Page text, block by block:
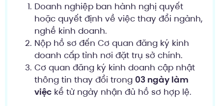
Doanh nghiệp ban hành nghị quyết
hoặc quyết định về việc thay đổi ngành,
nghề kinh doanh.
Nộp hồ sơ đến Cơ quan đăng ký kinh
doanh cấp tỉnh nơi đặt trụ sở chính.
Cơ quan đăng ký kinh doanh cập nhật
thông tin thay đổi trong 03 ngày làm
việc kể từ ngày nhận đủ hồ sơ hợp lệ.